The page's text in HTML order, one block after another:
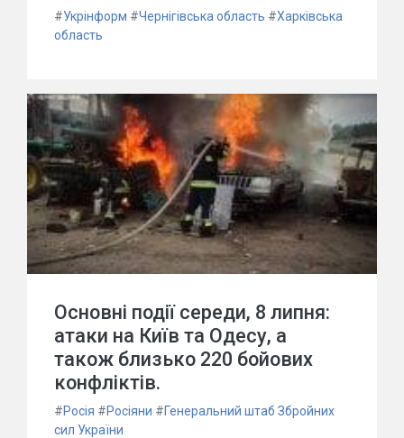
#Укрінформ #Чернігівська область #Харківська
область
Основні події середи, 8 липня:
атаки на Київ та Одесу, а
також близько 220 бойових
конфліктів.
#Росія #Росіяни #Генеральний штаб Збройних
сил України